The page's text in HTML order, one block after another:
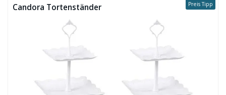
Preis Tipp
Candora Tortenständer